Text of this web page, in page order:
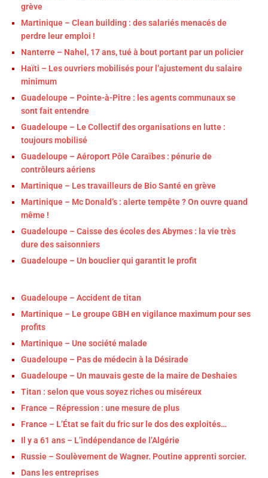
grève
Martinique – Clean building : des salariés menacés de
perdre leur emploi !
Nanterre – Nahel, 17 ans, tué à bout portant par un policier
Haïti – Les ouvriers mobilisés pour l’ajustement du salaire
minimum
Guadeloupe – Pointe-à-Pitre : les agents communaux se
sont fait entendre
Guadeloupe – Le Collectif des organisations en lutte :
toujours mobilisé
Guadeloupe – Aéroport Pôle Caraïbes : pénurie de
contrôleurs aériens
Martinique – Les travailleurs de Bio Santé en grève
Martinique – Mc Donald’s : alerte tempête ? On ouvre quand
même !
Guadeloupe – Caisse des écoles des Abymes : la vie très
dure des saisonniers
Guadeloupe – Un bouclier qui garantit le profit
Guadeloupe – Accident de titan
Martinique – Le groupe GBH en vigilance maximum pour ses
profits
Martinique – Une société malade
Guadeloupe – Pas de médecin à la Désirade
Guadeloupe – Un mauvais geste de la maire de Deshaies
Titan : selon que vous soyez riches ou miséreux
France – Répression : une mesure de plus
France – L’État se fait du fric sur le dos des exploités…
Il y a 61 ans – L’indépendance de l’Algérie
Russie – Soulèvement de Wagner. Poutine apprenti sorcier.
Dans les entreprises